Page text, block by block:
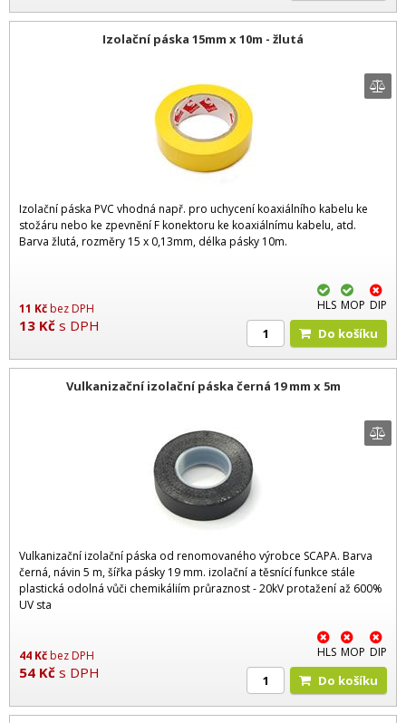
Izolační páska 15mm x 10m - žlutá
Izolační páska PVC vhodná např. pro uchycení koaxiálního kabelu ke
stožáru nebo ke zpevnění F konektoru ke koaxiálnímu kabelu, atd.
Barva žlutá, rozměry 15 x 0,13mm, délka pásky 10m.
11 Kčbez DPH
13 Kč s DPH
HLS MOP DIP
Do košíku
Vulkanizační izolační páska černá 19 mm x 5m
Vulkanizační izolační páska od renomovaného výrobce SCAPA. Barva
černá, návin 5 m, šířka pásky 19 mm. izolační a těsnící funkce stále
plastická odolná vůči chemikáliím průraznost - 20kV protažení až 600%
UV sta
44 Kčbez DPH
54 Kč s DPH
HLS MOP DIP
Do košíku